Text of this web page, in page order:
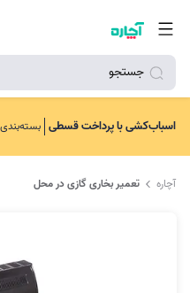
جستجو
اسباب‌کشی با پرداخت قسطی
آچاره تعمیر بخاری گازی در محل